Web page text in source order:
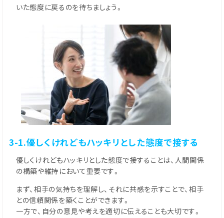
いた態度に戻るのを待ちましょう。
3-1.優しくけれどもハッキリとした態度で接する
優しくけれどもハッキリとした態度で接することは、人間関係
の構築や維持において重要です。
まず、相手の気持ちを理解し、それに共感を示すことで、相手
との信頼関係を築くことができます。
一方で、自分の意見や考えを適切に伝えることも大切です。